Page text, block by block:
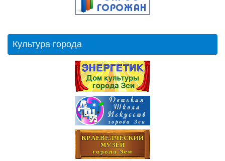
Культура города